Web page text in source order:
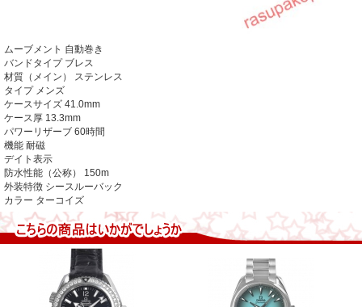
ムーブメント 自動巻き
バンドタイプ ブレス
材質（メイン） ステンレス
タイプ メンズ
ケースサイズ 41.0mm
ケース厚 13.3mm
パワーリザーブ 60時間
機能 耐磁
デイト表示
防水性能（公称） 150m
外装特徴 シースルーバック
カラー ターコイズ